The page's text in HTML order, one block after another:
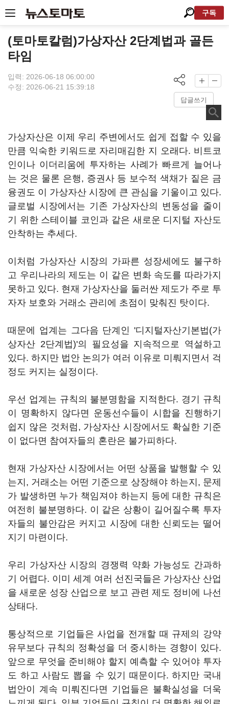
구독
(토마토칼럼)가상자산 2단계법과 골든
타임
입력: 2026-06-18 06:00:00
수정: 2026-06-21 15:39:18
답글쓰기
가상자산은 이제 우리 주변에서도 쉽게 접할 수 있을
만큼 익숙한 키워드로 자리매김한 지 오래다. 비트코
인이나 이더리움에 투자하는 사례가 빠르게 늘어나
는 것은 물론 은행, 증권사 등 보수적 색채가 짙은 금
융권도 이 가상자산 시장에 큰 관심을 기울이고 있다.
글로벌 시장에서는 기존 가상자산의 변동성을 줄이
기 위한 스테이블 코인과 같은 새로운 디지털 자산도
안착하는 추세다.
이처럼 가상자산 시장의 가파른 성장세에도 불구하
고 우리나라의 제도는 이 같은 변화 속도를 따라가지
못하고 있다. 현재 가상자산을 둘러싼 제도가 주로 투
자자 보호와 거래소 관리에 초점이 맞춰진 탓이다.
때문에 업계는 그다음 단계인 '디지털자산기본법(가
상자산 2단계법)'의 필요성을 지속적으로 역설하고
있다. 하지만 법안 논의가 여러 이유로 미뤄지면서 걱
정도 커지는 실정이다.
우선 업계는 규칙의 불분명함을 지적한다. 경기 규칙
이 명확하지 않다면 운동선수들이 시합을 진행하기
쉽지 않은 것처럼, 가상자산 시장에서도 확실한 기준
이 없다면 참여자들의 혼란은 불가피하다.
현재 가상자산 시장에서는 어떤 상품을 발행할 수 있
는지, 거래소는 어떤 기준으로 상장해야 하는지, 문제
가 발생하면 누가 책임져야 하는지 등에 대한 규칙은
여전히 불분명하다. 이 같은 상황이 길어질수록 투자
자들의 불안감은 커지고 시장에 대한 신뢰도는 떨어
지기 마련이다.
우리 가상자산 시장의 경쟁력 약화 가능성도 간과하
기 어렵다. 이미 세계 여러 선진국들은 가상자산 산업
을 새로운 성장 산업으로 보고 관련 제도 정비에 나선
상태다.
통상적으로 기업들은 사업을 전개할 때 규제의 강약
유무보다 규칙의 정확성을 더 중시하는 경향이 있다.
앞으로 무엇을 준비해야 할지 예측할 수 있어야 투자
도 하고 사람도 뽑을 수 있기 때문이다. 하지만 국내
법안이 계속 미뤄진다면 기업들은 불확실성을 더욱